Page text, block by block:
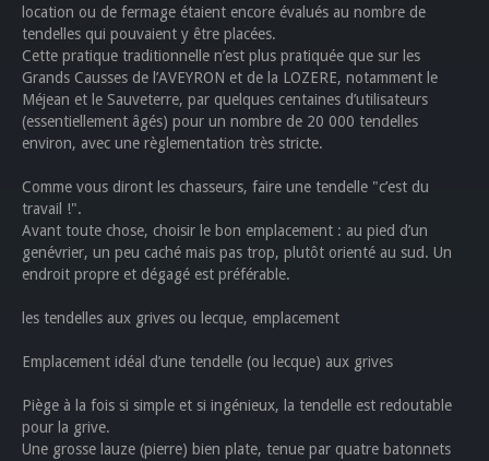
location ou de fermage étaient encore évalués au nombre de
tendelles qui pouvaient y être placées.
Cette pratique traditionnelle n’est plus pratiquée que sur les
Grands Causses de l’AVEYRON et de la LOZERE, notamment le
Méjean et le Sauveterre, par quelques centaines d’utilisateurs
(essentiellement âgés) pour un nombre de 20 000 tendelles
environ, avec une règlementation très stricte.
Comme vous diront les chasseurs, faire une tendelle "c’est du
travail !".
Avant toute chose, choisir le bon emplacement : au pied d’un
genévrier, un peu caché mais pas trop, plutôt orienté au sud. Un
endroit propre et dégagé est préférable.
les tendelles aux grives ou lecque, emplacement
Emplacement idéal d’une tendelle (ou lecque) aux grives
Piège à la fois si simple et si ingénieux, la tendelle est redoutable
pour la grive.
Une grosse lauze (pierre) bien plate, tenue par quatre batonnets